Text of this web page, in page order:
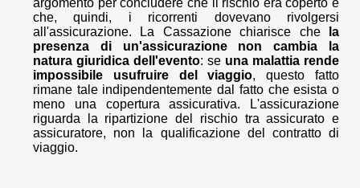
argomento per concludere che il rischio era coperto e
che, quindi, i ricorrenti dovevano rivolgersi
all'assicurazione. La Cassazione chiarisce che
la
presenza di un'assicurazione non cambia la
natura giuridica dell'evento: se una malattia rende
impossibile usufruire del viaggio, questo fatto
rimane tale indipendentemente dal fatto che esista o
meno una copertura assicurativa. L'assicurazione
riguarda la ripartizione del rischio tra assicurato e
assicuratore, non la qualificazione del contratto di
viaggio.